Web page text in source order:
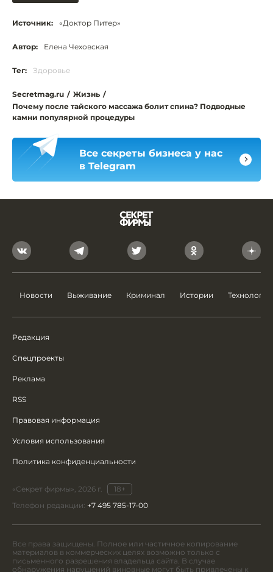
Источник: «Доктор Питер»
Автор: Елена Чеховская
Тег: Здоровье
Secretmag.ru / Жизнь /
Почему после тайского массажа болит спина? Подводные
камни популярной процедуры
Все секреты бизнеса у нас
в Telegram
Новости Выживание Криминал Истории Технологии
Редакция
Спецпроекты
Реклама
RSS
Правовая информация
Условия использования
Политика конфиденциальности
«Секрет фирмы», 2026 г.
18+
Телефон редакции: +7 495 785-17-00
Все права защищены. Полное или частичное копирование
материалов в коммерческих целях возможно только с
письменного разрешения владельца сайта. В случае
обнаружения нарушений виновные могут быть привлечены к